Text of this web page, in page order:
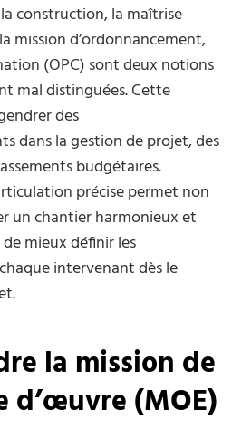
construction, la maîtrise
mission d’ordonnancement,
(OPC) sont deux notions
mal distinguées. Cette
des
dans la gestion de projet, des
budgétaires.
précise permet non
un chantier harmonieux et
mieux définir les
intervenant dès le
la mission de
d’œuvre (MOE)